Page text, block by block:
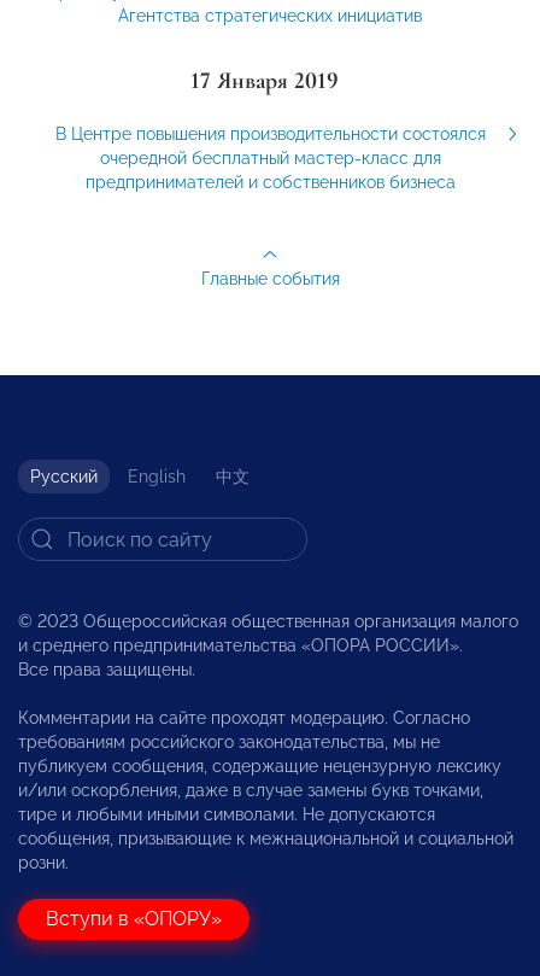
Агентства стратегических инициатив
17 Января 2019
В Центре повышения производительности состоялся
очередной бесплатный мастер-класс для
предпринимателей и собственников бизнеса
Главные события
Русский English 中文
© 2023 Общероссийская общественная организация малого
и среднего предпринимательства «ОПОРА РОССИИ».
Все права защищены.
Комментарии на сайте проходят модерацию. Согласно
требованиям российского законодательства, мы не
публикуем сообщения, содержащие нецензурную лексику
и/или оскорбления, даже в случае замены букв точками,
тире и любыми иными символами. Не допускаются
сообщения, призывающие к межнациональной и социальной
розни.
Вступи в «ОПОРУ»